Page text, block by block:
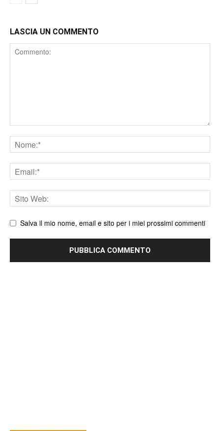
LASCIA UN COMMENTO
Comment
Nome
Email
Sito
web
Salva il mio nome, email e sito per i miei prossimi commenti